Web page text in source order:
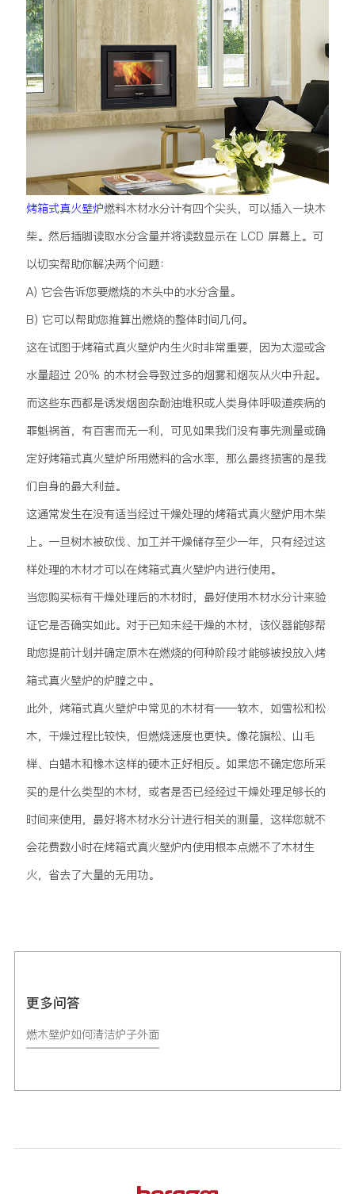
烤箱式真火壁炉燃料木材水分计有四个尖头，可以插入一块木
柴。然后插脚读取水分含量并将读数显示在 LCD 屏幕上。可
以切实帮助你解决两个问题：
A) 它会告诉您要燃烧的木头中的水分含量。
B) 它可以帮助您推算出燃烧的整体时间几何。
这在试图于烤箱式真火壁炉内生火时非常重要，因为太湿或含
水量超过 20% 的木材会导致过多的烟雾和烟灰从火中升起。
而这些东西都是诱发烟囱杂酚油堆积或人类身体呼吸道疾病的
罪魁祸首，有百害而无一利，可见如果我们没有事先测量或确
定好烤箱式真火壁炉所用燃料的含水率，那么最终损害的是我
们自身的最大利益。
这通常发生在没有适当经过干燥处理的烤箱式真火壁炉用木柴
上。一旦树木被砍伐、加工并干燥储存至少一年，只有经过这
样处理的木材才可以在烤箱式真火壁炉内进行使用。
当您购买标有干燥处理后的木材时，最好使用木材水分计来验
证它是否确实如此。对于已知未经干燥的木材，该仪器能够帮
助您提前计划并确定原木在燃烧的何种阶段才能够被投放入烤
箱式真火壁炉的炉膛之中。
此外，烤箱式真火壁炉中常见的木材有——软木，如雪松和松
木，干燥过程比较快，但燃烧速度也更快。像花旗松、山毛
榉、白蜡木和橡木这样的硬木正好相反。如果您不确定您所采
买的是什么类型的木材，或者是否已经经过干燥处理足够长的
时间来使用，最好将木材水分计进行相关的测量，这样您就不
会花费数小时在烤箱式真火壁炉内使用根本点燃不了木材生
火，省去了大量的无用功。
更多问答
燃木壁炉如何清洁炉子外面